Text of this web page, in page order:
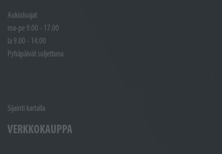
Aukioloajat
ma-pe 9.00 - 17.00
la 9.00 - 14.00
Pyhäpäivät suljettuna
Sijainti kartalla
VERKKOKAUPPA